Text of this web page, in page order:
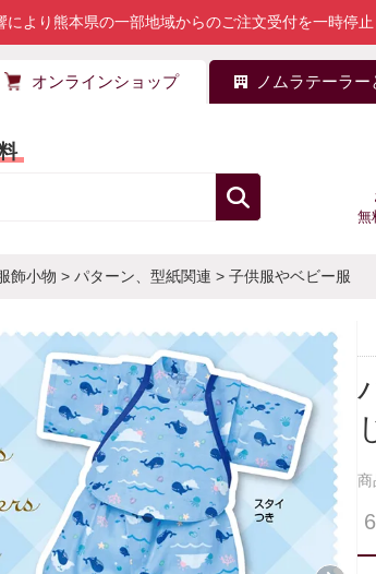
により熊本県の一部地域からのご注文受付を一時停止
オンラインショップ ノムラテーラー
無
飾小物 > パターン、型紙関連 > 子供服やベビー服